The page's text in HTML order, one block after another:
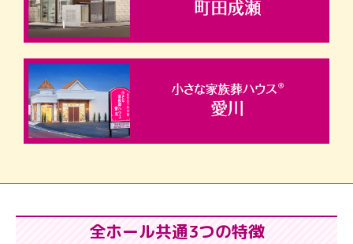
全ホール共通3つの特徴